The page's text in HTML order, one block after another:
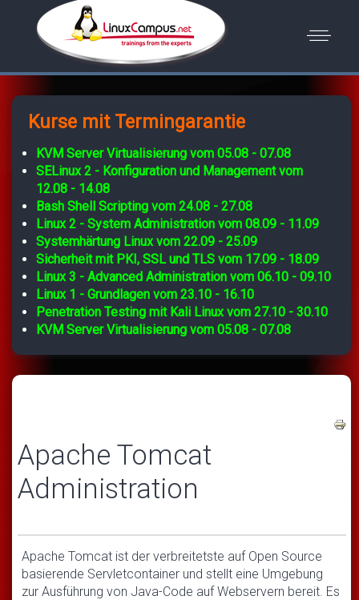
Kurse mit Termingarantie
KVM Server Virtualisierung vom 05.08 - 07.08
SELinux 2 - Konfiguration und Management vom
12.08 - 14.08
Bash Shell Scripting vom 24.08 - 27.08
Linux 2 - System Administration vom 08.09 - 11.09
Systemhärtung Linux vom 22.09 - 25.09
Sicherheit mit PKI, SSL und TLS vom 17.09 - 18.09
Linux 3 - Advanced Administration vom 06.10 - 09.10
Linux 1 - Grundlagen vom 23.10 - 16.10
Penetration Testing mit Kali Linux vom 27.10 - 30.10
KVM Server Virtualisierung vom 05.08 - 07.08
Apache Tomcat
Administration
Apache Tomcat ist der verbreitetste auf Open Source
basierende Servletcontainer und stellt eine Umgebung
zur Ausführung von Java-Code auf Webservern bereit. Es